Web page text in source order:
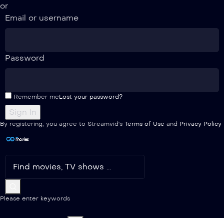
or
Email or username
Password
Remember meLost your password?
By registering, you agree to Streamvid's Terms of Use and Privacy Policy
Please enter keywords